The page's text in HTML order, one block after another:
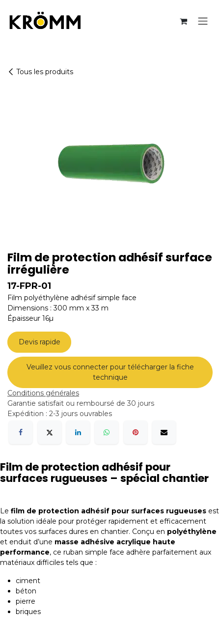
Tous les produits
Film de protection adhésif surface
irrégulière
17-FPR-01
Film polyéthylène adhésif simple face
Dimensions : 300 mm x 33 m
Épaisseur 16µ
Devis rapide
Veuillez vous connecter pour télécharger la fiche
technique
Conditions générales
Garantie satisfait ou remboursé de 30 jours
Expédition : 2-3 jours ouvrables
Film de protection adhésif pour
surfaces rugueuses – spécial chantier
Le film de protection adhésif pour surfaces rugueuses est
la solution idéale pour protéger rapidement et efficacement
toutes vos surfaces dures en chantier. Conçu en polyéthylène
et enduit d’une masse adhésive acrylique haute
performance, ce ruban simple face adhère parfaitement aux
matériaux difficiles tels que :
ciment
béton
pierre
briques